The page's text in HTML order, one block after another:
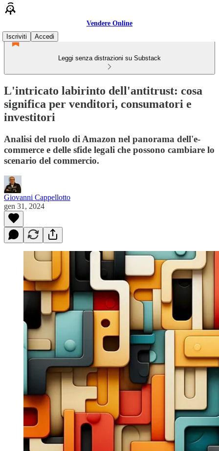
Vendere Online
Iscriviti
Accedi
Leggi senza distrazioni su Substack
L'intricato labirinto dell'antitrust: cosa
significa per venditori, consumatori e
investitori
Analisi del ruolo di Amazon nel panorama dell'e-
commerce e delle sfide legali che possono cambiare lo
scenario del commercio.
Giovanni Cappellotto
gen 31, 2024